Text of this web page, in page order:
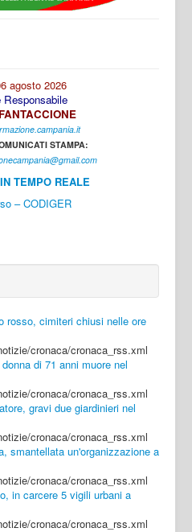
agosto 2026
Responsabile
STAMPA:
TEMPO REALE
rosso, cimiteri chiusi nelle ore
cronaca/cronaca_rss.xml
di 71 anni muore nel
cronaca/cronaca_rss.xml
gravi due giardinieri nel
cronaca/cronaca_rss.xml
smantellata un'organizzazione a
cronaca/cronaca_rss.xml
in carcere 5 vigili urbani a
cronaca/cronaca_rss.xml